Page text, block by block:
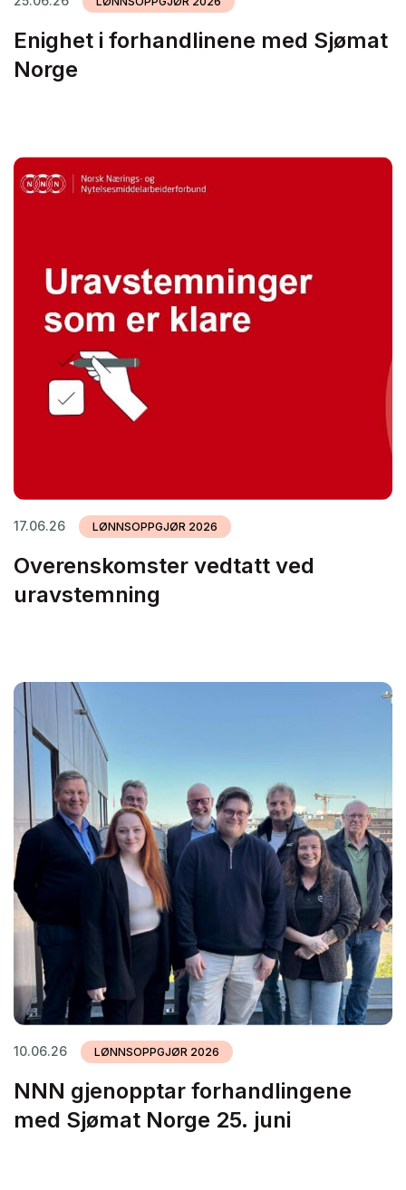
Enighet i forhandlinene med Sjømat
Norge
17.06.26 LØNNSOPPGJØR 2026
Overenskomster vedtatt ved
uravstemning
10.06.26 LØNNSOPPGJØR 2026
NNN gjenopptar forhandlingene
med Sjømat Norge 25. juni